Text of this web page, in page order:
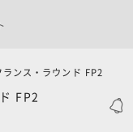
FP2
ンス・ラウンド FP2